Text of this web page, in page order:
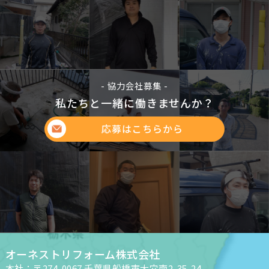
- 協力会社募集 -
私たちと一緒に働きませんか？
応募はこちらから
オーネストリフォーム株式会社